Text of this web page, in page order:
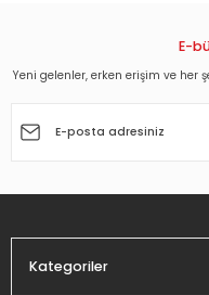
Görüş ve önerileriniz için
Ürün açıklamasında
E-
Yeni gelenler, erken erişim ve her
Kategoriler